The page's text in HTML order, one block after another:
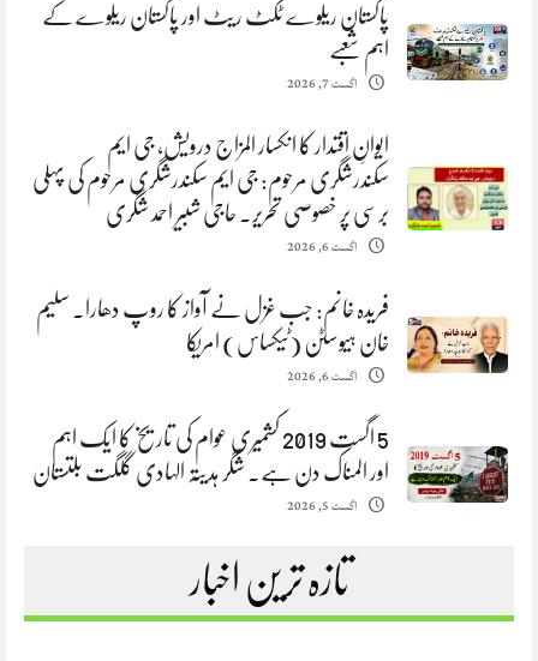
پاکستان ریلوے ٹکٹ ریٹ اور پاکستان ریلوے کے
اہم شعبے
اگست 7, 2026
ایوانِ اقتدار کا انکسار المزاج درویش، جی ایم
سکندرشگری مرحوم: جی ایم سکندرشگری مرحوم کی پہلی
برسی پر خصوصی تحریر. حاجی شبیر احمد شگری
اگست 6, 2026
فریدہ خانم: جب غزل نے آواز کا روپ دھارا. سلیم
خان ہیوسٹن (ٹیکساس) امریکا
اگست 6, 2026
5 اگست 2019 کشمیری عوام کی تاریخ کا ایک اہم
اور المناک دن ہے. شگر ہدیتہ الہادی گلگت بلتستان
اگست 5, 2026
تازہ ترین اخبار